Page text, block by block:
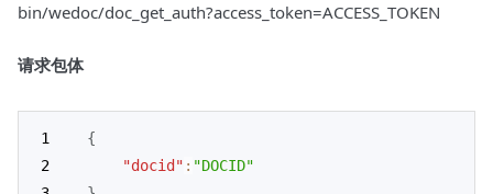
bin/wedoc/doc_get_auth?access_token=ACCESS_TOKEN
请求包体
{
"docid" : "DOCID"